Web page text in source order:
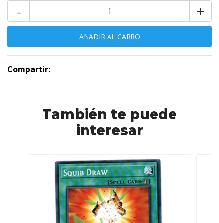
+
-
Compartir:
También te puede
interesar